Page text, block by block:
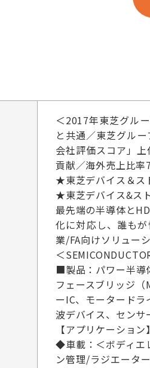
＜2017年東芝グル
と共通／東芝グル
会社評価スコア」
貢献／海外売上比
★東芝デバイス＆
★東芝デバイス&ス
最先端の半導体と
化に対応し、誰も
業/FA向けソリュー
＜
■製品：パワー半導
フェースブリッジ
ーIC、モータード
波デバイス、センサ
【アプリケーション】
◆車載：＜ボディエ
ン管理/ラジエータ